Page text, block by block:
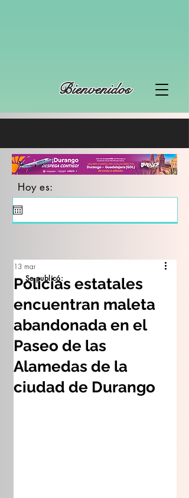
Bienvenidos
Hoy es:
Policías estatales
encuentran maleta
abandonada en el
Paseo de las
Alamedas de la
ciudad de Durango
13 mar
Se publicó: